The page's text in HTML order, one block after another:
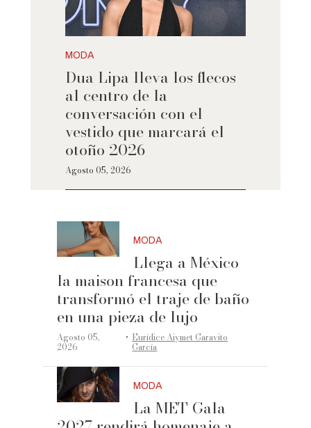
MODA
Dua Lipa lleva los flecos
al centro de la
conversación con el
vestido que marcará el
otoño 2026
Agosto 05, 2026
MODA
Llega a México
la maison francesa que
transformó el traje de baño
en una pieza de lujo
Agosto 05,
2026 ·Eurídice Aiymet Garavito
García
MODA
La MET Gala